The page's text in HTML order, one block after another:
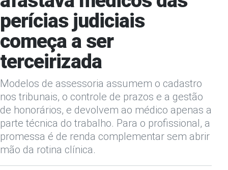
perícias judiciais
começa a ser
terceirizada
Modelos de assessoria assumem o cadastro
nos tribunais, o controle de prazos e a gestão
de honorários, e devolvem ao médico apenas a
parte técnica do trabalho. Para o profissional, a
promessa é de renda complementar sem abrir
mão da rotina clínica.